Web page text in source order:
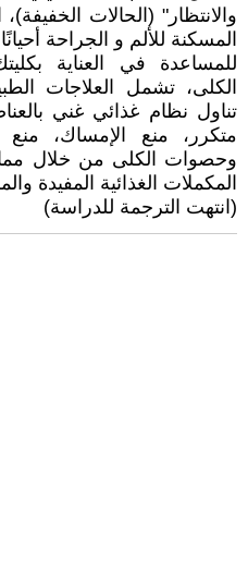
والانتظار" (الحالات
المسكنة للألم و الجراحة
للمساعدة في العناية
الكلى، تشمل العلاجات
تناول نظام غذائي غني
متكرر، منع الإمساك، منع
وحصوات الكلى من خلال
المكملات الغذائية المفيدة
(انتهت الترجمة للدراسة)